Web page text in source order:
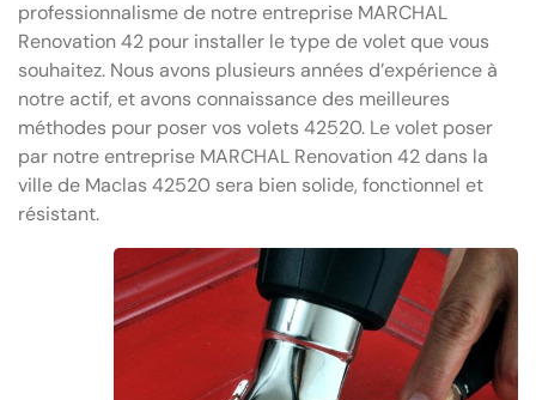
professionnalisme de notre entreprise MARCHAL
Renovation 42 pour installer le type de volet que vous
souhaitez. Nous avons plusieurs années d’expérience à
notre actif, et avons connaissance des meilleures
méthodes pour poser vos volets 42520. Le volet poser
par notre entreprise MARCHAL Renovation 42 dans la
ville de Maclas 42520 sera bien solide, fonctionnel et
résistant.